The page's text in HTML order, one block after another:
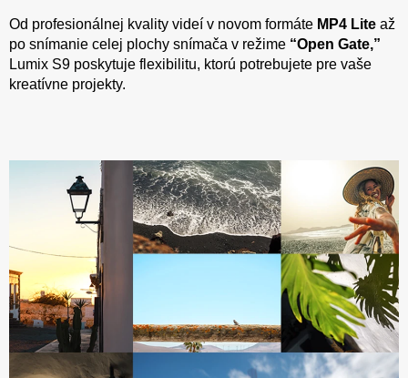
Od profesionálnej kvality videí v novom formáte MP4 Lite až
po snímanie celej plochy snímača v režime “Open Gate,”
Lumix S9 poskytuje flexibilitu, ktorú potrebujete pre vaše
kreatívne projekty.